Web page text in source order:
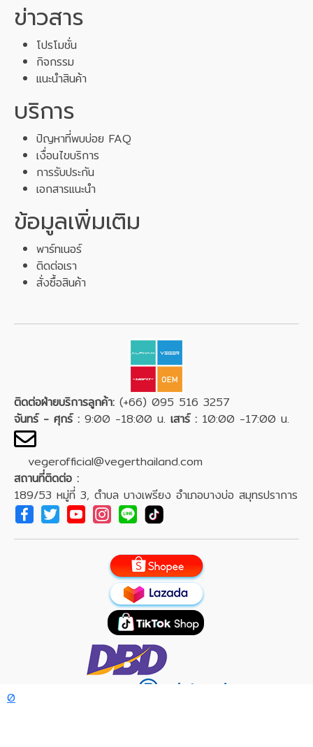
0
ข่าวสาร
โปรโมชั่น
กิจกรรม
แนะนำสินค้า
บริการ
ปัญหาที่พบบ่อย FAQ
เงื่อนไขบริการ
การรับประกัน
เอกสารแนะนำ
ข้อมูลเพิ่มเติม
พาร์ทเนอร์
ติดต่อเรา
สั่งซื้อสินค้า
ติดต่อฝ่ายบริการลูกค้า: (+66) 095 516 3257
จันทร์ - ศุกร์ : 9:00 -18:00 น. เสาร์ : 10:00 -17:00 น.
vegerofficial@vegerthailand.com
สถานที่ติดต่อ :
189/53 หมู่ที่ 3, ตำบล บางเพรียง อำเภอบางบ่อ สมุทรปราการ